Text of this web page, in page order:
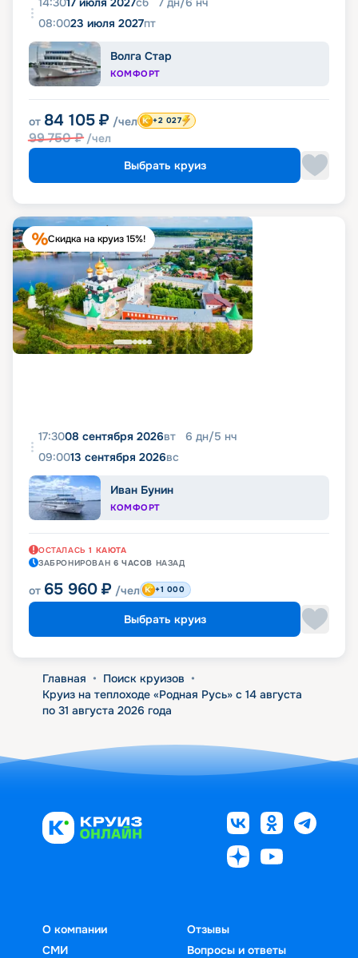
08:0023 июля 2027пт
Волга Стар
КОМФОРТ
от 84 105 ₽ /чел
99 750₽ /чел
+2 027
Выбрать круиз
Скидка на круиз 15%!
17:3008 сентября 2026вт 6 дн/5 нч
09:0013 сентября 2026вс
Иван Бунин
КОМФОРТ
ОСТАЛАСЬ 1 КАЮТА
ЗАБРОНИРОВАН 6 ЧАСОВ НАЗАД
от 65 960 ₽ /чел +1 000
Выбрать круиз
Главная • Поиск круизов •
Круиз на теплоходе «Родная Русь» с 14 августа
по 31 августа 2026 года
О компании
СМИ
Отзывы
Вопросы и ответы